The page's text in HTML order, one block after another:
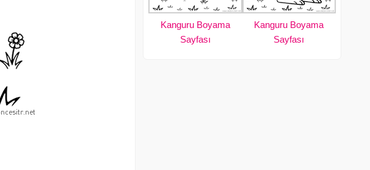
Kanguru Boyama
Sayfası
Kanguru Boyama
Sayfası